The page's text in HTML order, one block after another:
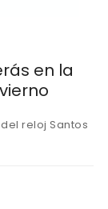
en la
reloj Santos